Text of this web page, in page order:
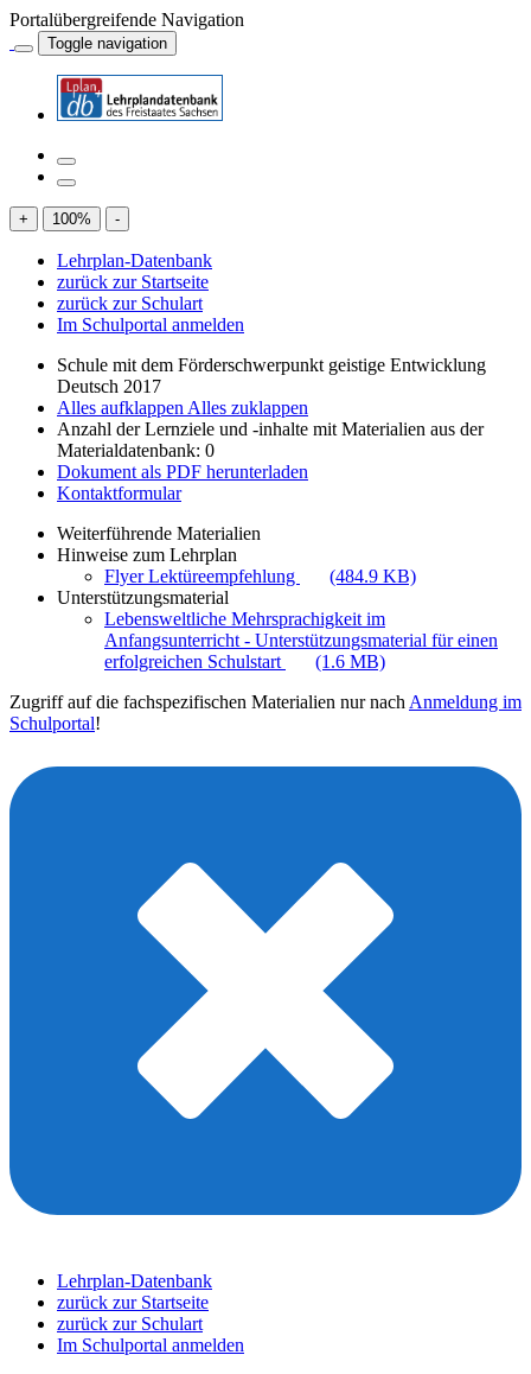
Portalübergreifende Navigation
Toggle navigation
+ 100% -
Lehrplan-Datenbank
zurück zur Startseite
zurück zur Schulart
Im Schulportal anmelden
Schule mit dem Förderschwerpunkt geistige Entwicklung
Deutsch 2017
Alles aufklappen Alles zuklappen
Anzahl der Lernziele und -inhalte mit Materialien aus der
Materialdatenbank: 0
Dokument als PDF herunterladen
Kontaktformular
Weiterführende Materialien
Hinweise zum Lehrplan
Flyer Lektüreempfehlung
(484.9 KB)
Unterstützungsmaterial
Lebensweltliche Mehrsprachigkeit im
Anfangsunterricht - Unterstützungsmaterial für einen
erfolgreichen Schulstart
(1.6 MB)
Zugriff auf die fachspezifischen Materialien nur nach Anmeldung im
Schulportal!
Lehrplan-Datenbank
zurück zur Startseite
zurück zur Schulart
Im Schulportal anmelden